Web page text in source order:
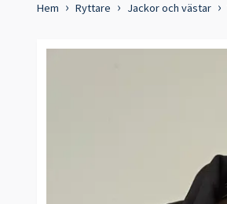
Hem Ryttare Jackor och västar